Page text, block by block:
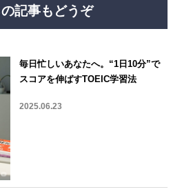
記事もどうぞ
毎日忙しいあなたへ。“1日10分”で
スコアを伸ばすTOEIC学習法
2025.06.23